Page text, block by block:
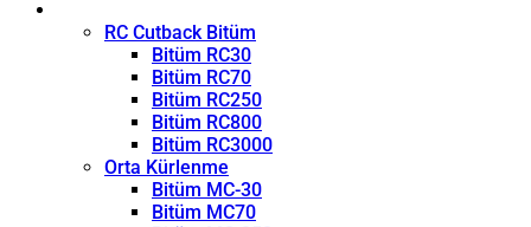
RC Cutback Bitüm
Bitüm RC30
Bitüm RC70
Bitüm RC250
Bitüm RC800
Bitüm RC3000
Orta Kürlenme
Bitüm MC-30
Bitüm MC70